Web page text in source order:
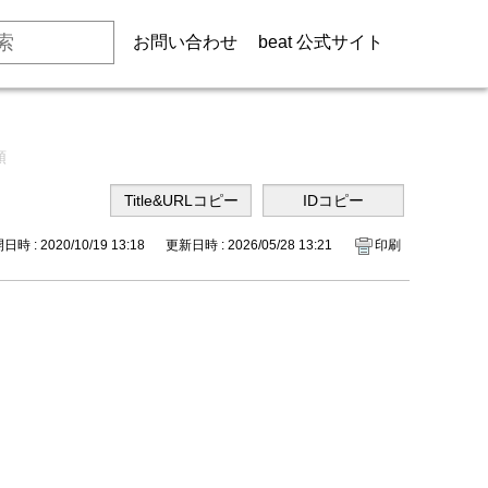
お問い合わせ beat 公式サイト
日時 : 2020/10/19 13:18 更新日時 : 2026/05/28 13:21 印刷